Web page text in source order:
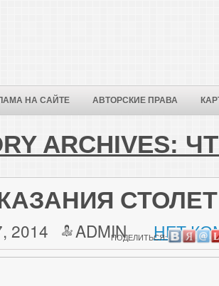
НА САЙТЕ АВТОРСКИЕ ПРАВА
ARCHIVES:
2014 ADMIN НЕТ
ПОДЕЛИТЬСЯ: